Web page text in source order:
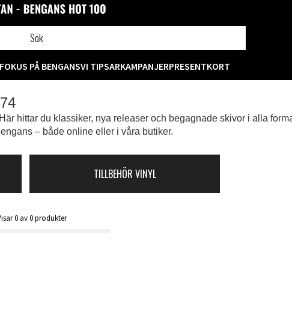
FOKUS PÅ BENGANSVI TIPSARKAMPANJERPRESENTKORT
hittar du klassiker, nya releaser och begagnade skivor i alla
– både online eller i våra butiker.
TILLBEHÖR VINYL
0 av0produkter